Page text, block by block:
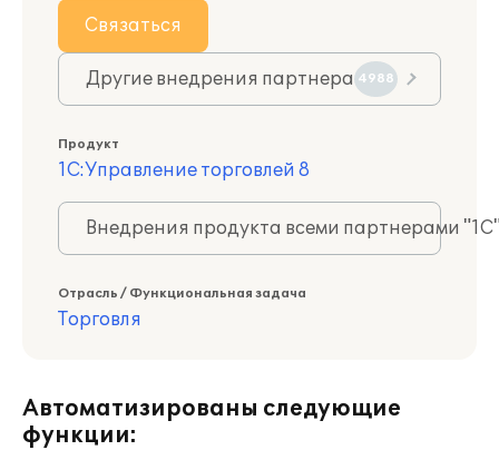
Связаться
Другие внедрения партнера 4988
Продукт
1С:Управление торговлей 8
Внедрения продукта всеми партнерами
Отрасль / Функциональная задача
Торговля
Автоматизированы следующие
функции: